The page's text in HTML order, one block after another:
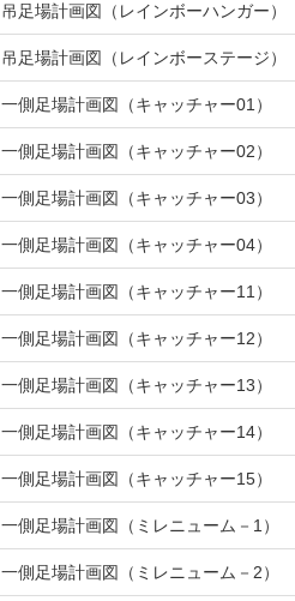
吊足場計画図（レインボーハンガー）
吊足場計画図（レインボーステージ）
一側足場計画図（キャッチャー01）
一側足場計画図（キャッチャー02）
一側足場計画図（キャッチャー03）
一側足場計画図（キャッチャー04）
一側足場計画図（キャッチャー11）
一側足場計画図（キャッチャー12）
一側足場計画図（キャッチャー13）
一側足場計画図（キャッチャー14）
一側足場計画図（キャッチャー15）
一側足場計画図（ミレニューム－1）
一側足場計画図（ミレニューム－2）